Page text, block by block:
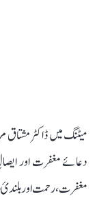
میٹنگ میں ڈاکٹر
دعائے مغفرت اور
مغفرت، رحمت اور